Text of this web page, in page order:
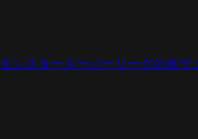
モンスタースーパーリーグの水ヴ